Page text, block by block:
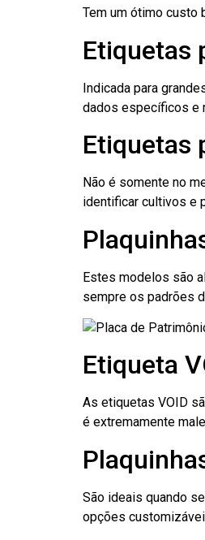
Tem um ótimo custo
Etiquetas
Indicada para
dados específicos e
Etiquetas
Não é somente no
identificar cultivos e
Estes modelos são
sempre os padrões
Etiqueta
As etiquetas VOID
é extremamente
São ideais quando
opções